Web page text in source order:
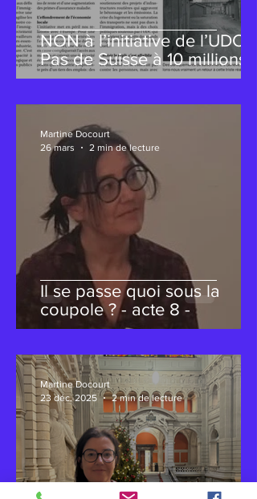
NON à l’initiative de l’UDC «
Pas de Suisse à 10 millions!»
- Mon intervention lors du
Il se passe quoi sous la
coupole ? - acte 8 -
Martine Docourt
26 mars
2 min de lecture
Martine Docourt
23 déc. 2025
2 min de lecture